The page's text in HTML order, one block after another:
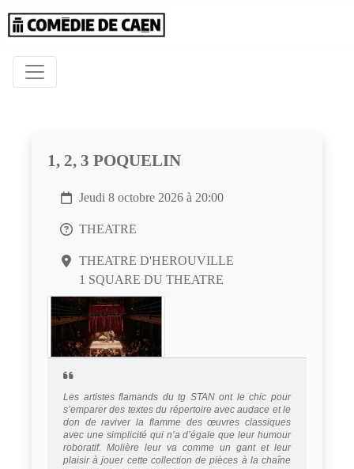
1, 2, 3 POQUELIN
Jeudi 8 octobre 2026 à 20:00
THEATRE
THEATRE D'HEROUVILLE
1 SQUARE DU THEATRE
Les artistes flamands du tg STAN ont le chic pour
s’emparer des textes du répertoire avec audace et le
don de raviver la flamme des œuvres classiques
avec une simplicité qui n’a d’égale que leur humour
roboratif. Molière leur va comme un gant et leur
plaisir à jouer cette collection de pièces à la chaîne